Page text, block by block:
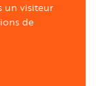
un visiteur
de